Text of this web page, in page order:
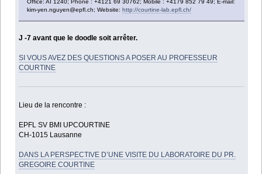
kim-yen.nguyen@epfl.ch; Website:http://courtine-lab.epfl.ch/
J -7 avant que le doodle soit arrêter.
SI VOUS AVEZ DES QUESTIONS A POSER AU PROFESSEUR
COURTINE
Lieu de la rencontre :
EPFL SV BMI UPCOURTINE
CH-1015 Lausanne
DANS LA PERSPECTIVE D’UNE VISITE DU LABORATOIRE DU PR.
GREGOIRE COURTINE